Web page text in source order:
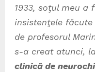
1933, soţul meu
insistenţele făcute
de profesorul
s-a creat atunci,
clinică de